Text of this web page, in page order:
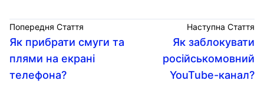
Попередня Стаття
Як прибрати смуги та
плями на екрані
телефона?
Наступна Стаття
Як заблокувати
російськомовний
YouTube-канал?